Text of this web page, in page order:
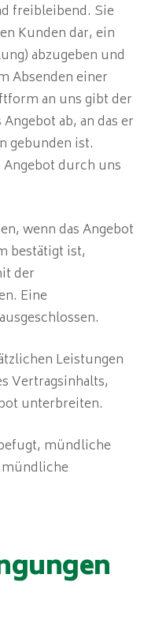
freibleibend. Sie
Kunden dar, ein
abzugeben und
Absenden einer
an uns gibt der
ab, an das er
gebunden ist.
durch uns
wenn das Angebot
bestätigt ist,
der
Eine
Leistungen
Vertragsinhalts,
unterbreiten.
mündliche